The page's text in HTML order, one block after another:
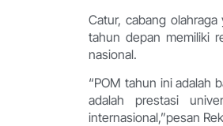
Catur, cabang
tahun depan memiliki
nasional.
“POM tahun ini adalah
adalah prestasi
internasional,”pesan